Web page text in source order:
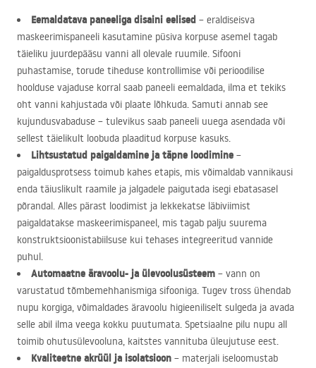
Eemaldatava paneeliga disaini eelised – eraldiseisva
maskeerimispaneeli kasutamine püsiva korpuse asemel tagab
täieliku juurdepääsu vanni all olevale ruumile. Sifooni
puhastamise, torude tiheduse kontrollimise või perioodilise
hoolduse vajaduse korral saab paneeli eemaldada, ilma et tekiks
oht vanni kahjustada või plaate lõhkuda. Samuti annab see
kujundusvabaduse – tulevikus saab paneeli uuega asendada või
sellest täielikult loobuda plaaditud korpuse kasuks.
Lihtsustatud paigaldamine ja täpne loodimine –
paigaldusprotsess toimub kahes etapis, mis võimaldab vannikausi
enda täiuslikult raamile ja jalgadele paigutada isegi ebatasasel
põrandal. Alles pärast loodimist ja lekkekatse läbiviimist
paigaldatakse maskeerimispaneel, mis tagab palju suurema
konstruktsioonistabiilsuse kui tehases integreeritud vannide
puhul.
Automaatne äravoolu- ja ülevoolusüsteem – vann on
varustatud tõmbemehhanismiga sifooniga. Tugev tross ühendab
nupu korgiga, võimaldades äravoolu higieeniliselt sulgeda ja avada
selle abil ilma veega kokku puutumata. Spetsiaalne pilu nupu all
toimib ohutusülevooluna, kaitstes vannituba üleujutuse eest.
Kvaliteetne akrüül ja isolatsioon – materjali iseloomustab